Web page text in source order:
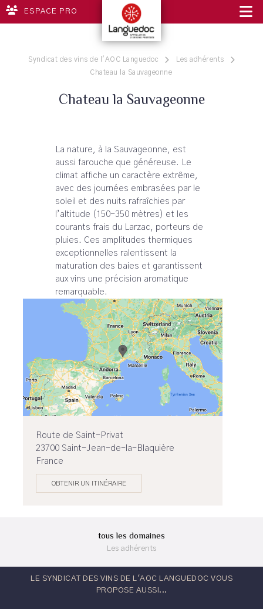
ESPACE PRO
Syndicat des vins de l'AOC Languedoc
Les adhérents
Chateau la Sauvageonne
Chateau la Sauvageonne
La nature, à la Sauvageonne, est
aussi farouche que généreuse. Le
climat affiche un caractère extrême,
avec des journées embrasées par le
soleil et des nuits rafraîchies par
l’altitude (150-350 mètres) et les
courants frais du Larzac, porteurs de
pluies. Ces amplitudes thermiques
exceptionnelles ralentissent la
maturation des baies et garantissent
aux vins une précision aromatique
remarquable.
Route de Saint-Privat
23700 Saint-Jean-de-la-Blaquière
France
OBTENIR UN ITINÉRAIRE
tous les domaines
Les adhérents
LE SYNDICAT DES VINS DE L'AOC LANGUEDOC VOUS
PROPOSE AUSSI...